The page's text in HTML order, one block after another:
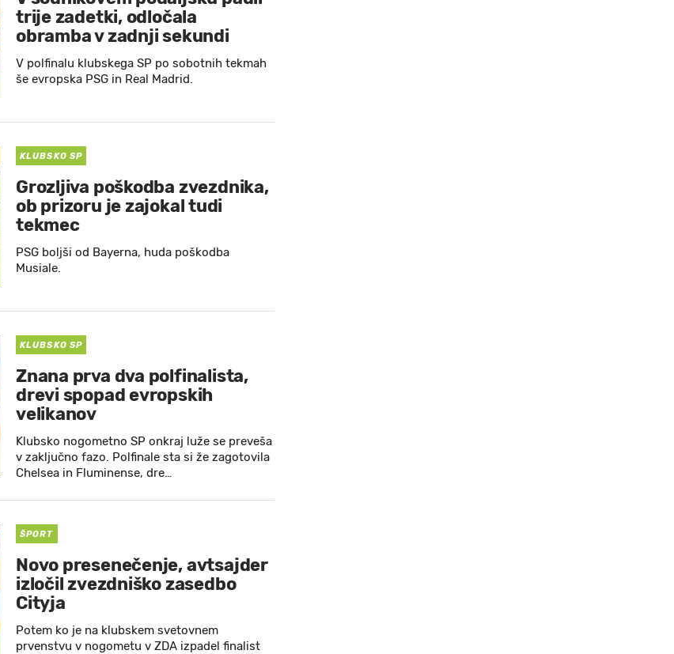
trije zadetki, odločala
obramba v zadnji sekundi
V polfinalu klubskega SP po sobotnih tekmah
še evropska PSG in Real Madrid.
KLUBSKO SP
Grozljiva poškodba zvezdnika,
ob prizoru je zajokal tudi
tekmec
PSG boljši od Bayerna, huda poškodba
Musiale.
KLUBSKO SP
Znana prva dva polfinalista,
drevi spopad evropskih
velikanov
Klubsko nogometno SP onkraj luže se preveša
v zaključno fazo. Polfinale sta si že zagotovila
Chelsea in Fluminense, dre…
ŠPORT
Novo presenečenje, avtsajder
izločil zvezdniško zasedbo
Cityja
Potem ko je na klubskem svetovnem
prvenstvu v nogometu v ZDA izpadel finalist